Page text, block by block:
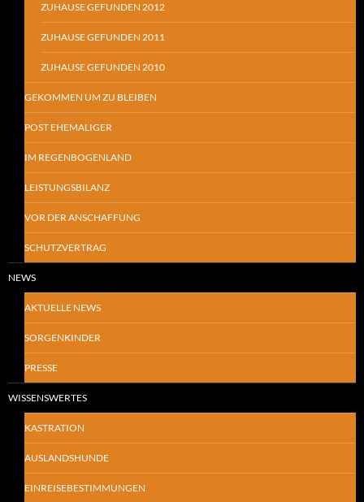
ZUHAUSE GEFUNDEN 2012
ZUHAUSE GEFUNDEN 2011
ZUHAUSE GEFUNDEN 2010
GEKOMMEN UM ZU BLEIBEN
POST EHEMALIGER
IM REGENBOGENLAND
LEISTUNGSBILANZ
VOR DER ANSCHAFFUNG
SCHUTZVERTRAG
NEWS
AKTUELLE NEWS
SORGENKINDER
PRESSE
WISSENSWERTES
KASTRATION
AUSLANDSHUNDE
EINREISEBESTIMMUNGEN